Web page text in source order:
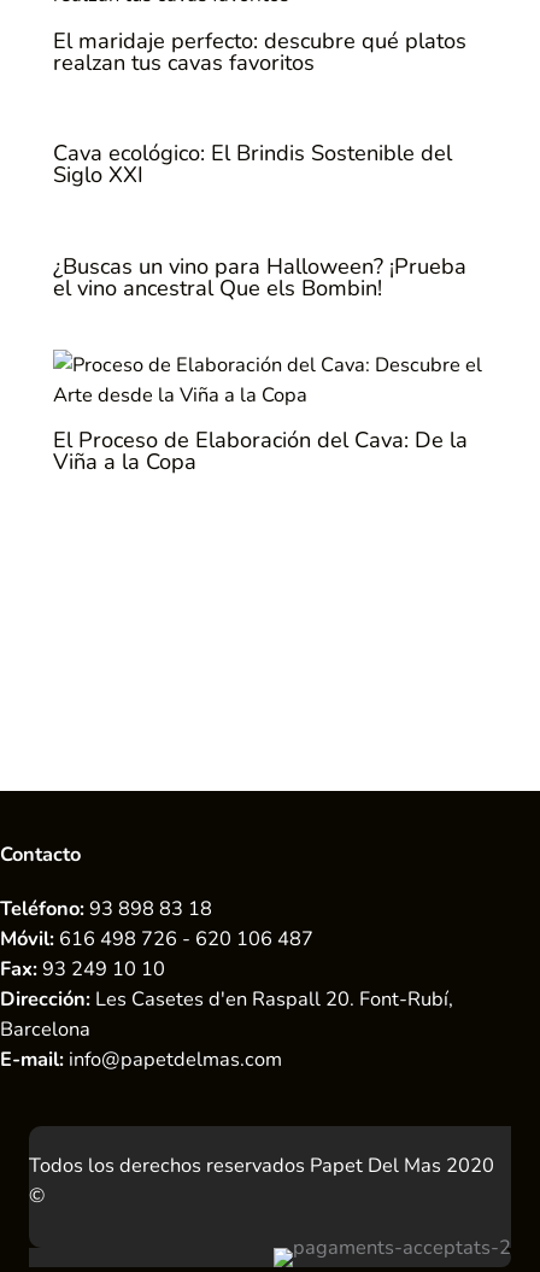
El maridaje perfecto: descubre qué platos
realzan tus cavas favoritos
Cava ecológico: El Brindis Sostenible del
Siglo XXI
¿Buscas un vino para Halloween? ¡Prueba
el vino ancestral Que els Bombin!
El Proceso de Elaboración del Cava: De la
Viña a la Copa
Contacto
Teléfono:93 898 83 18
Móvil: 616 498 726 - 620 106 487
Fax:93 249 10 10
Dirección: Les Casetes d'en Raspall 20. Font-Rubí,
Barcelona
E-mail: info@papetdelmas.com
Todos los derechos reservados Papet Del Mas 2020
©